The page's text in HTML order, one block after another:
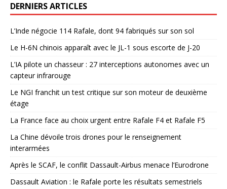
DERNIERS ARTICLES
L’Inde négocie 114 Rafale, dont 94 fabriqués sur son sol
Le H-6N chinois apparaît avec le JL-1 sous escorte de J-20
L’IA pilote un chasseur : 27 interceptions autonomes avec un
capteur infrarouge
Le NGI franchit un test critique sur son moteur de deuxième
étage
La France face au choix urgent entre Rafale F4 et Rafale F5
La Chine dévoile trois drones pour le renseignement
interarmées
Après le SCAF, le conflit Dassault-Airbus menace l’Eurodrone
Dassault Aviation : le Rafale porte les résultats semestriels